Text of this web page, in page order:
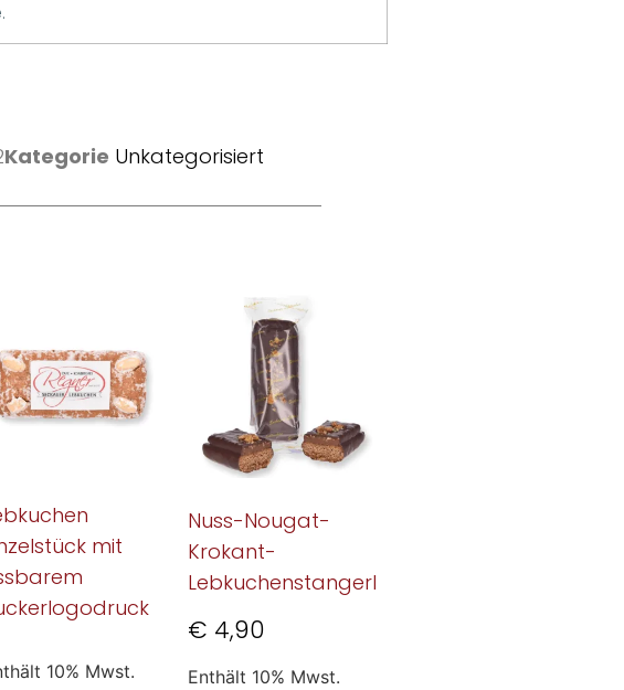
Kategorie Unkategorisiert
mit
10% Mwst.
Nuss-Nougat-
Krokant-
Lebkuchenstangerl
€ 4,90
Enthält 10% Mwst.